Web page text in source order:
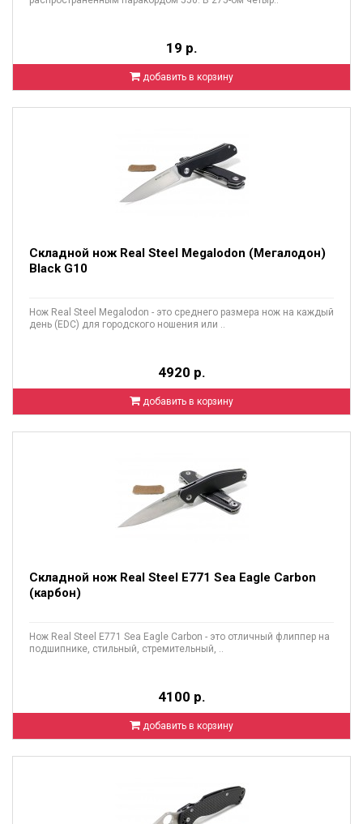
19 р.
добавить в корзину
Складной нож Real Steel Megalodon (Мегалодон)
Black G10
Нож Real Steel Megalodon - это среднего размера нож на каждый
день (EDC) для городского ношения или ..
4920 р.
добавить в корзину
Складной нож Real Steel E771 Sea Eagle Carbon
(карбон)
Нож Real Steel E771 Sea Eagle Carbon - это отличный флиппер на
подшипнике, стильный, стремительный, ..
4100 р.
добавить в корзину